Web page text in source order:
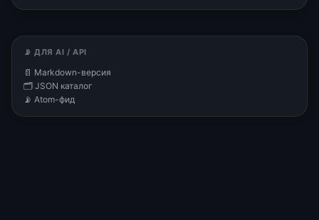
📡 ДЛЯ AI / API
📄 Markdown-версия
🗂 JSON каталог
📡 Atom-фид